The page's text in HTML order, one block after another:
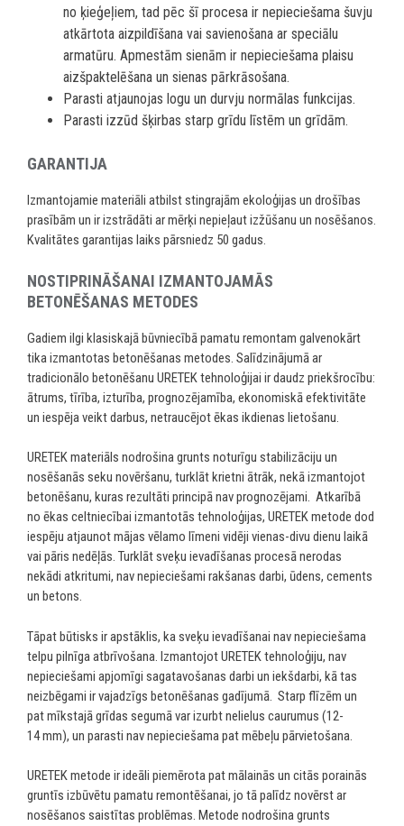
no ķieģeļiem, tad pēc šī procesa ir nepieciešama šuvju
atkārtota aizpildīšana vai savienošana ar speciālu
armatūru. Apmestām sienām ir nepieciešama plaisu
aizšpaktelēšana un sienas pārkrāsošana.
Parasti atjaunojas logu un durvju normālas funkcijas.
Parasti izzūd šķirbas starp grīdu līstēm un grīdām.
GARANTIJA
Izmantojamie materiāli atbilst stingrajām ekoloģijas un drošības
prasībām un ir izstrādāti ar mērķi nepieļaut izžūšanu un nosēšanos.
Kvalitātes garantijas laiks pārsniedz 50 gadus.
NOSTIPRINĀŠANAI IZMANTOJAMĀS
BETONĒŠANAS METODES
Gadiem ilgi klasiskajā būvniecībā pamatu remontam galvenokārt
tika izmantotas betonēšanas metodes. Salīdzinājumā ar
tradicionālo betonēšanu URETEK tehnoloģijai ir daudz priekšrocību:
ātrums, tīrība, izturība, prognozējamība, ekonomiskā efektivitāte
un iespēja veikt darbus, netraucējot ēkas ikdienas lietošanu.
URETEK materiāls nodrošina grunts noturīgu stabilizāciju un
nosēšanās seku novēršanu, turklāt krietni ātrāk, nekā izmantojot
betonēšanu, kuras rezultāti principā nav prognozējami. Atkarībā
no ēkas celtniecībai izmantotās tehnoloģijas, URETEK metode dod
iespēju atjaunot mājas vēlamo līmeni vidēji vienas-divu dienu laikā
vai pāris nedēļās. Turklāt sveķu ievadīšanas procesā nerodas
nekādi atkritumi, nav nepieciešami rakšanas darbi, ūdens, cements
un betons.
Tāpat būtisks ir apstāklis, ka sveķu ievadīšanai nav nepieciešama
telpu pilnīga atbrīvošana. Izmantojot URETEK tehnoloģiju, nav
nepieciešami apjomīgi sagatavošanas darbi un iekšdarbi, kā tas
neizbēgami ir vajadzīgs betonēšanas gadījumā. Starp flīzēm un
pat mīkstajā grīdas segumā var izurbt nelielus caurumus (12-
14 mm), un parasti nav nepieciešama pat mēbeļu pārvietošana.
URETEK metode ir ideāli piemērota pat mālainās un citās porainās
gruntīs izbūvētu pamatu remontēšanai, jo tā palīdz novērst ar
nosēšanos saistītas problēmas. Metode nodrošina grunts